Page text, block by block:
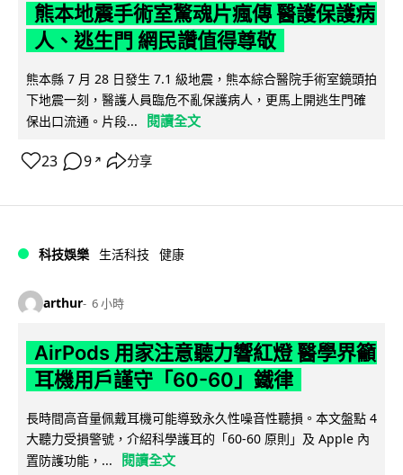
熊本地震手術室驚魂片瘋傳 醫護保護病
人、逃生門 網民讚值得尊敬
熊本縣 7 月 28 日發生 7.1 級地震，熊本綜合醫院手術室鏡頭拍
下地震一刻，醫護人員臨危不亂保護病人，更馬上開逃生門確
保出口流通。片段...
閱讀全文
23 9 ↗ 分享
科技娛樂 生活科技 健康
arthur 6 小時
AirPods 用家注意聽力響紅燈 醫學界籲
耳機用戶謹守「60-60」鐵律
長時間高音量佩戴耳機可能導致永久性噪音性聽損。本文盤點 4
大聽力受損警號，介紹科學護耳的「60-60 原則」及 Apple 內
置防護功能，...
閱讀全文